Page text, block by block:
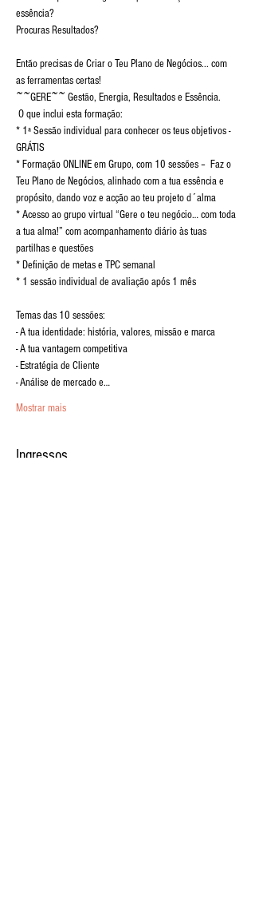
essência?
Então precisas de Criar o Teu Plano de Negócios... com
as ferramentas certas!
~~GERE~~ Gestão, Energia, Resultados e Essência.
O que inclui esta formação:
* 1ª Sessão individual para conhecer os teus objetivos -
GRÁTIS
* Formação ONLINE em Grupo, com 10 sessões –  Faz o
Teu Plano de Negócios, alinhado com a tua essência e
propósito, dando voz e acção ao teu projeto d´alma
* Acesso ao grupo virtual “Gere o teu negócio… com toda
a tua alma!” com acompanhamento diário às tuas
partilhas e questões
* Definição de metas e TPC semanal
Temas das 10 sessões:
- A tua identidade: história, valores, missão e marca
- A tua vantagem competitiva
- Estratégia de Cliente
- Análise de mercado e…
Mostrar mais
Ingressos